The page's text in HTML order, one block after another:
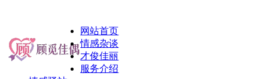
网站首页
情感杂谈
才俊佳丽
服务介绍